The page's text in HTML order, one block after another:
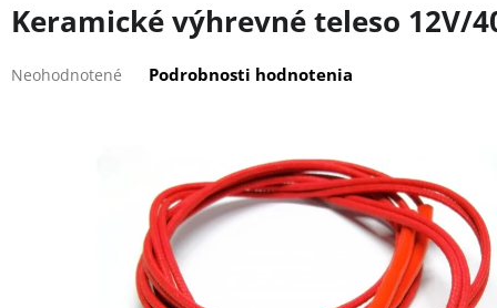
Keramické výhrevné teleso 12V/
hodnotenie
Neohodnotené Podrobnosti hodnotenia